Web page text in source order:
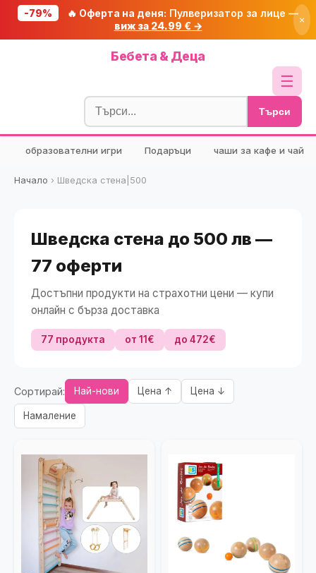
-79% 🔥 Оферта на деня: Пулверизатор за лице —
виж за 24.99 € →
×
Бебета & Деца
☰
Блог
🧮 Калкулатори
🔍 Намери продукт
🎁 Подарък
Търси
образователни игри Подаръци чаши за кафе и чай
Начало › Шведска стена|500
Шведска стена до 500 лв —
77 оферти
Достъпни продукти на страхотни цени — купи
онлайн с бърза доставка
77 продукта от 11€ до 472€
Сортирай: Най-нови Цена ↑ Цена ↓
Намаление